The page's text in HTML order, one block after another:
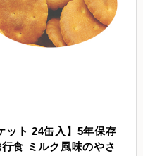
ット 24缶入】5年保存
食 ミルク風味のやさ